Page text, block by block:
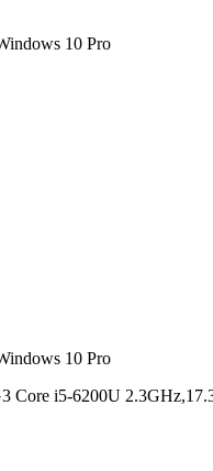
10 Pro
10 Pro
Core i5-6200U